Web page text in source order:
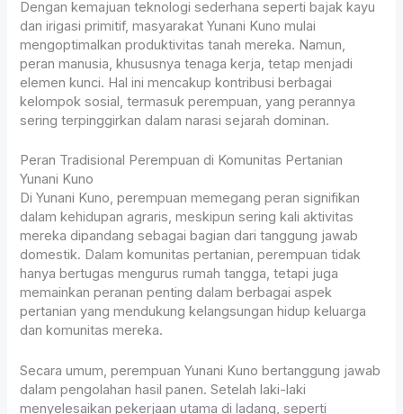
Dengan kemajuan teknologi sederhana seperti bajak kayu
dan irigasi primitif, masyarakat Yunani Kuno mulai
mengoptimalkan produktivitas tanah mereka. Namun,
peran manusia, khususnya tenaga kerja, tetap menjadi
elemen kunci. Hal ini mencakup kontribusi berbagai
kelompok sosial, termasuk perempuan, yang perannya
sering terpinggirkan dalam narasi sejarah dominan.
Peran Tradisional Perempuan di Komunitas Pertanian
Yunani Kuno
Di Yunani Kuno, perempuan memegang peran signifikan
dalam kehidupan agraris, meskipun sering kali aktivitas
mereka dipandang sebagai bagian dari tanggung jawab
domestik. Dalam komunitas pertanian, perempuan tidak
hanya bertugas mengurus rumah tangga, tetapi juga
memainkan peranan penting dalam berbagai aspek
pertanian yang mendukung kelangsungan hidup keluarga
dan komunitas mereka.
Secara umum, perempuan Yunani Kuno bertanggung jawab
dalam pengolahan hasil panen. Setelah laki-laki
menyelesaikan pekerjaan utama di ladang, seperti